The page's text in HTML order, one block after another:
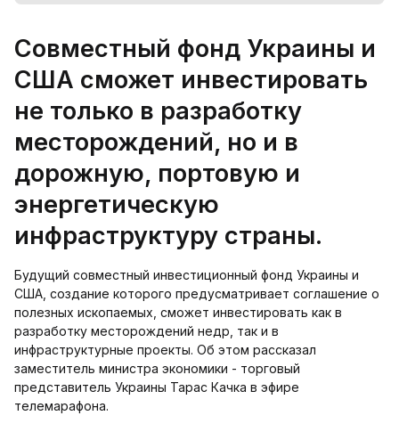
Совместный фонд Украины и
США сможет инвестировать
не только в разработку
месторождений, но и в
дорожную, портовую и
энергетическую
инфраструктуру страны.
Будущий совместный инвестиционный фонд Украины и
США, создание которого предусматривает соглашение о
полезных ископаемых, сможет инвестировать как в
разработку месторождений недр, так и в
инфраструктурные проекты. Об этом рассказал
заместитель министра экономики - торговый
представитель Украины Тарас Качка в эфире
телемарафона.